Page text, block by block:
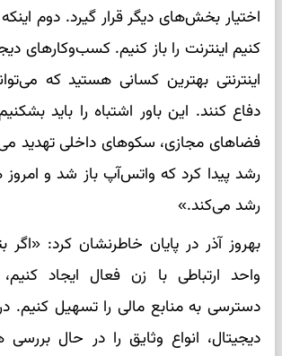
اختیار بخش‌های دیگر قرار گیرد. دوم
کنیم اینترنت را باز کنیم. کسب‌وکارهای
اینترنتی بهترین کسانی هستید که
دفاع کنند. این باور اشتباه را باید
فضاهای مجازی، سکوهای داخلی تهدید
رشد پیدا کرد که واتس‌آپ باز شد و
رشد می‌کند.»
بهروز آذر در پایان خاطرنشان کرد: «اگر
واحد ارتباطی با زن فعال ایجاد کنیم،
دسترسی به منابع مالی را تسهیل کنیم.
دیجیتال، انواع وثایق را در حال